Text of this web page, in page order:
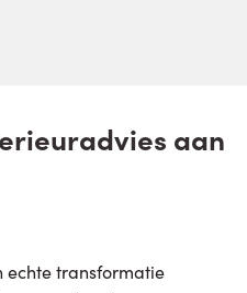
aan
echte transformatie